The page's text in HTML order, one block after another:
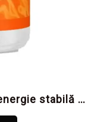
stabilă și
pentru